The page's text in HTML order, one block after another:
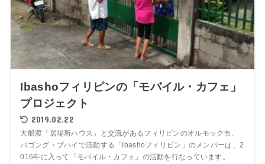
Ibashoフィリピンの「モバイル・カフェ」
プロジェクト
2019.02.22
大船渡「居場所ハウス」と交流があるフィリピンのオルモック市、
バゴング・ブハイで活動する「Ibashoフィリピン」のメンバーは、2
016年に入って「モバイル・カフェ」の活動を行なっています。